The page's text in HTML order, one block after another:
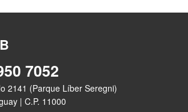
7052
2141 (Parque Líber Seregni)
| C.P. 11000